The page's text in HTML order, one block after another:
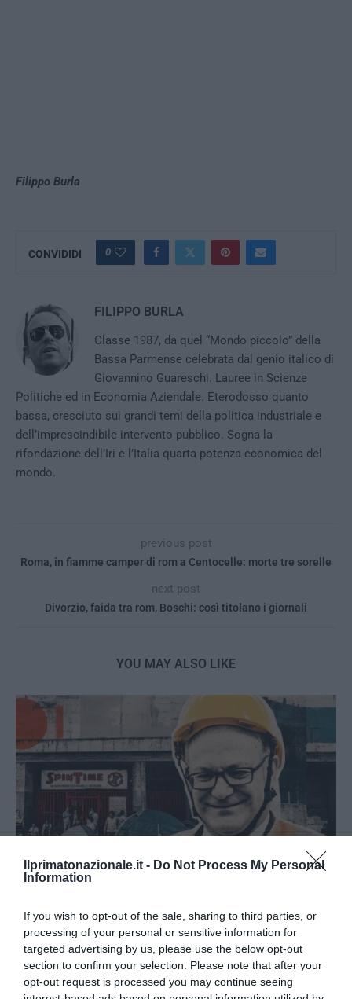
Ilprimatonazionale.it - Do Not Process My Personal
Information
If you wish to opt-out of the sale, sharing to third parties, or
processing of your personal or sensitive information for
targeted advertising by us, please use the below opt-out
section to confirm your selection. Please note that after your
opt-out request is processed you may continue seeing
Filippo Burla
CONVIDIDI 0
FILIPPO BURLA
Classe 1987, da quel “Mondo piccolo” della
Bassa Parmense celebrata dal genio italico di
Giovannino Guareschi. Lauree in Scienze
Politiche ed in Economia Aziendale. Eterodosso quanto
bassa, cresciuto sui grandi temi della politica industriale e
dell’imprescindibile intervento pubblico. Sogna la
rifondazione dell’Iri e l’Italia quarta potenza economica del
mondo.
previous post
Roma, in fiamme camper di rom a Centocelle: morte tre sorelle
next post
Divorzio, faida tra rom, Boschi: così titolano i giornali
YOU MAY ALSO LIKE
Spin Time, l’antifascismo commensale della Roma
«open to the future»
7 Agosto 2026